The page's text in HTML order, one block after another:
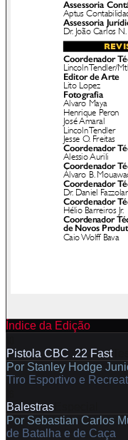
Índice da Edição
Pistola CBC .22 Fast
Por Stanley Hodge
Tiro Esportivo e
Balestras
Por Sebastian Carlos
de Batalha e de Caça